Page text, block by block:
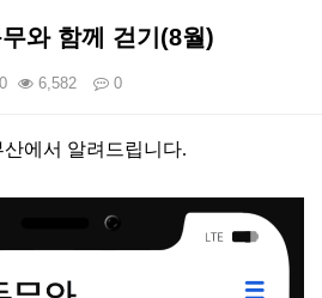
와 함께 걷기(8월)
6,582 0
산에서 알려드립니다.